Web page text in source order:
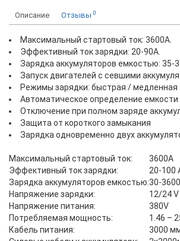
Описание Отзывы 0
Максимальный стартовый ток: 3600А.
Эффективный ток зарядки: 20-90A.
Зарядка аккумуляторов емкостью: 35-
Запуск двигателей с севшими
Режимы зарядки: быстрая / медленная
Автоматическое определение емкости
Отключение при полном заряде
Защита от короткого замыкания
Зарядка одновременно двух
Максимальный стартовый ток:
3600A
Эффективный ток зарядки:
20-100
Зарядка аккумуляторов емкостью:30-
Напряжение зарядки:
12/24 V
Напряжение питания:
380V
Потребляемая мощность:
1.46 –
Кабель питания:
3000